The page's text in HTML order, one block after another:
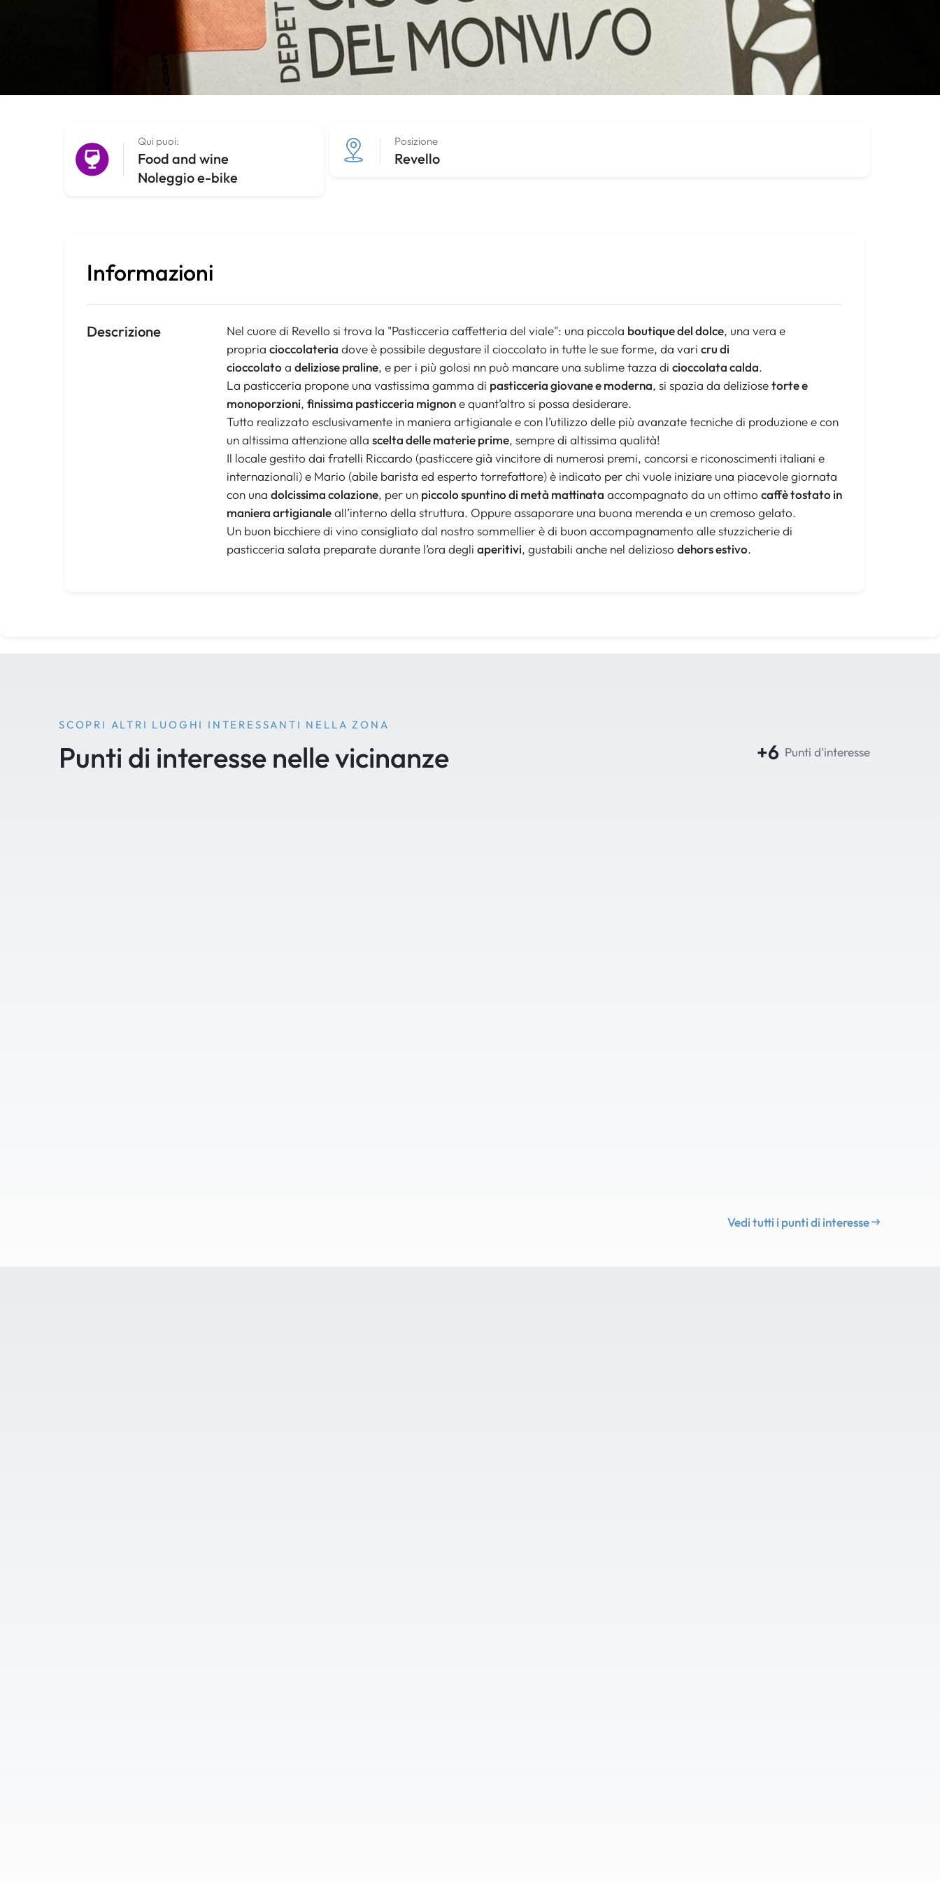
Qui puoi:
Food and wine
Noleggio e-bike
Posizione
Revello
Informazioni
Descrizione Nel cuore di Revello si trova la "Pasticceria caffetteria del viale": una piccola boutique del dolce, una vera e
propria cioccolateria dove è possibile degustare il cioccolato in tutte le sue forme, da vari cru di
cioccolatoa deliziose praline, e per i più golosi nn può mancare una sublime tazza di cioccolata calda.
La pasticceria propone una vastissima gamma di pasticceria giovane e moderna, si spazia da deliziosetorte e
monoporzioni, finissima pasticceria mignone quant’altro si possa desiderare.
Tutto realizzato esclusivamente in maniera artigianale e con l’utilizzo delle più avanzate tecniche di produzione e con
un altissima attenzione alla scelta delle materie prime, sempre di altissima qualità!
Il locale gestito dai fratelli Riccardo (pasticcere già vincitore di numerosi premi, concorsi e riconoscimenti italiani e
internazionali) e Mario (abile barista ed esperto torrefattore) è indicato per chi vuole iniziare una piacevole giornata
con una dolcissima colazione, per un piccolo spuntino di metà mattinata accompagnato da un ottimo caffè tostato in
maniera artigianaleall’interno della struttura. Oppure assaporare una buona merenda e un cremoso gelato.
Un buon bicchiere di vino consigliato dal nostro sommellier è di buon accompagnamento alle stuzzicherie di
pasticceria salata preparate durante l’ora degli aperitivi, gustabili anche nel delizioso dehors estivo.
SCOPRI ALTRI LUOGHI INTERESSANTI NELLA ZONA
Punti di interesse nelle vicinanze +6 Punti d'interesse
Vedi tutti i punti di interesse